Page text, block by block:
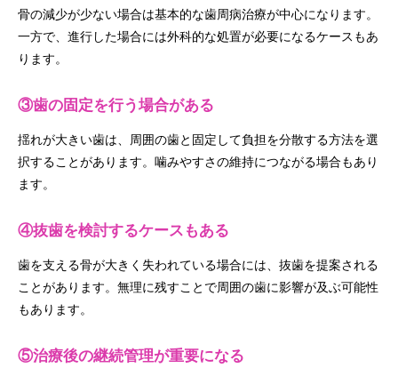
骨の減少が少ない場合は基本的な歯周病治療が中心になります。
一方で、進行した場合には外科的な処置が必要になるケースもあ
ります。
③歯の固定を行う場合がある
揺れが大きい歯は、周囲の歯と固定して負担を分散する方法を選
択することがあります。噛みやすさの維持につながる場合もあり
ます。
④抜歯を検討するケースもある
歯を支える骨が大きく失われている場合には、抜歯を提案される
ことがあります。無理に残すことで周囲の歯に影響が及ぶ可能性
もあります。
⑤治療後の継続管理が重要になる